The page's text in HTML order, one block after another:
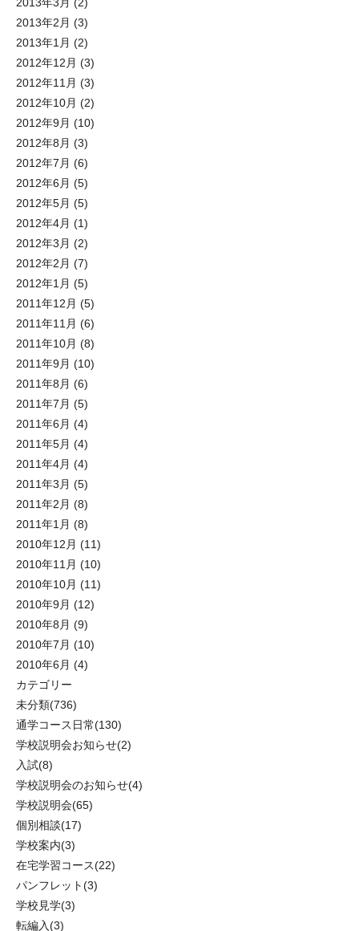
2013年2月 (3)
2013年1月 (2)
2012年12月 (3)
2012年11月 (3)
2012年10月 (2)
2012年9月 (10)
2012年8月 (3)
2012年7月 (6)
2012年6月 (5)
2012年5月 (5)
2012年4月 (1)
2012年3月 (2)
2012年2月 (7)
2012年1月 (5)
2011年12月 (5)
2011年11月 (6)
2011年10月 (8)
2011年9月 (10)
2011年8月 (6)
2011年7月 (5)
2011年6月 (4)
2011年5月 (4)
2011年4月 (4)
2011年3月 (5)
2011年2月 (8)
2011年1月 (8)
2010年12月 (11)
2010年11月 (10)
2010年10月 (11)
2010年9月 (12)
2010年8月 (9)
2010年7月 (10)
2010年6月 (4)
カテゴリー
未分類(736)
通学コース日常(130)
学校説明会お知らせ(2)
入試(8)
学校説明会のお知らせ(4)
学校説明会(65)
個別相談(17)
学校案内(3)
在宅学習コース(22)
パンフレット(3)
学校見学(3)
転編入(3)